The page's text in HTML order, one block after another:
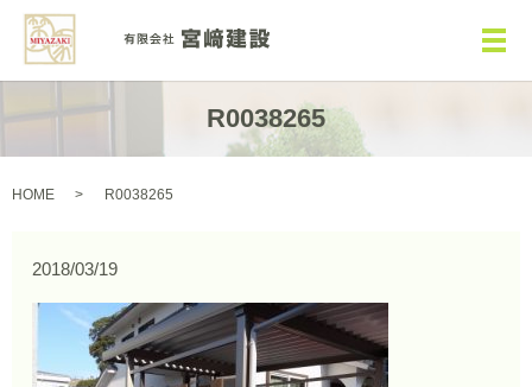
メ
R0038265
HOME R0038265
2018/03/19